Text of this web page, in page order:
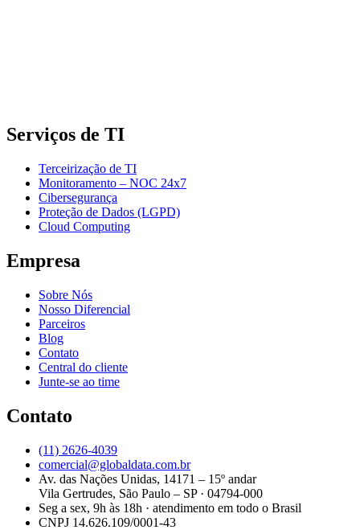
Serviços de TI
Terceirização de TI
Monitoramento – NOC 24x7
Cibersegurança
Proteção de Dados (LGPD)
Cloud Computing
Empresa
Sobre Nós
Nosso Diferencial
Parceiros
Blog
Contato
Central do cliente
Junte-se ao time
Contato
(11) 2626-4039
comercial@globaldata.com.br
Av. das Nações Unidas, 14171 – 15º andar
Vila Gertrudes, São Paulo – SP · 04794-000
Seg a sex, 9h às 18h · atendimento em todo o Brasil
CNPJ 14.626.109/0001-43